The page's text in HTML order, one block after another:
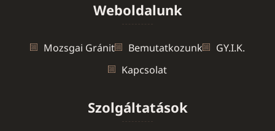
Weboldalunk
Mozsgai Gránit Bemutatkozunk
GY.I.K.
Kapcsolat
Szolgáltatások